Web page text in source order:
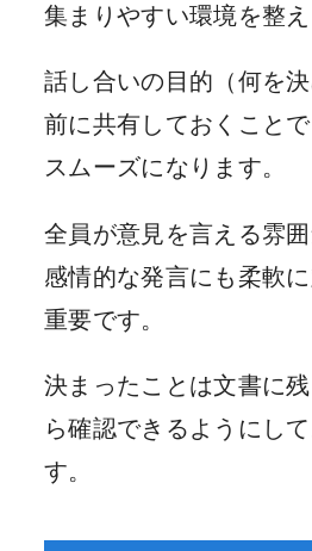
集まりやすい環境を整え
話し合いの目的（何を
前に共有しておくこと
スムーズになります。
全員が意見を言える雰囲
感情的な発言にも柔軟
重要です。
決まったことは文書に
ら確認できるようにし
す。